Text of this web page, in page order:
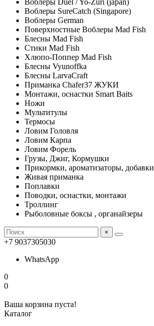
Воблеры Duel / Yo-Zuri (japan)
Воблеры SureCatch (Singapore)
Воблеры German
Поверхностные Воблеры Mad Fish
Блесны Mad Fish
Стики Mad Fish
Хлюпо-Поппер Mad Fish
Блесны Vyunoffka
Блесны LarvaCraft
Приманка Chafer37 ЖУКИ
Монтажи, оснастки Smart Baits
Ножи
Мультитулы
Термосы
Ловим Головля
Ловим Карпа
Ловим Форель
Грузы, Джиг, Кормушки
Прикормки, ароматизаторы, добавки
Живая приманка
Поплавки
Поводки, оснастки, монтажи
Троллинг
Рыболовные боксы , органайзеры
×
+7 9037305030
WhatsApp
0
0
Ваша корзина пуста!
Каталог